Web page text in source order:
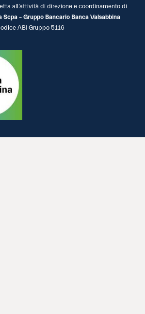
all’attività di direzione e coordinamento di
Scpa – Gruppo Bancario Banca Valsabbina
ABI Gruppo 5116